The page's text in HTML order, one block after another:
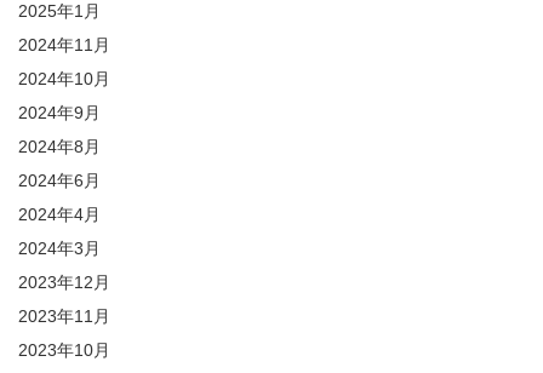
2025年1月
2024年11月
2024年10月
2024年9月
2024年8月
2024年6月
2024年4月
2024年3月
2023年12月
2023年11月
2023年10月